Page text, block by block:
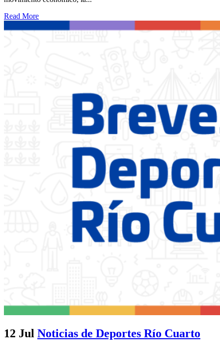
Read More
12 Jul Noticias de Deportes Río Cuarto